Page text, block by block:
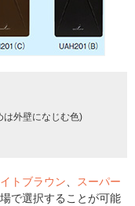
は外壁になじむ色)
トブラウン
スーパー
で選択することが可能